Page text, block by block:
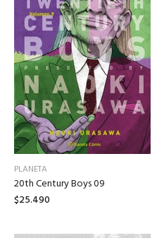
PLANETA
20th Century Boys 09
$25.490